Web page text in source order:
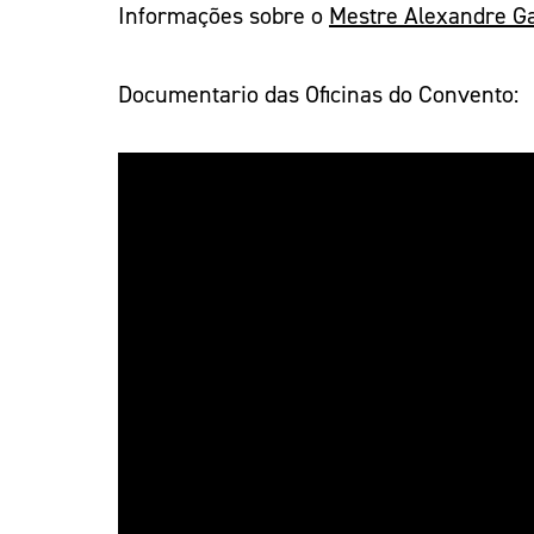
Informações sobre o Mestre Alexandre
Documentario das Oficinas do Convento: